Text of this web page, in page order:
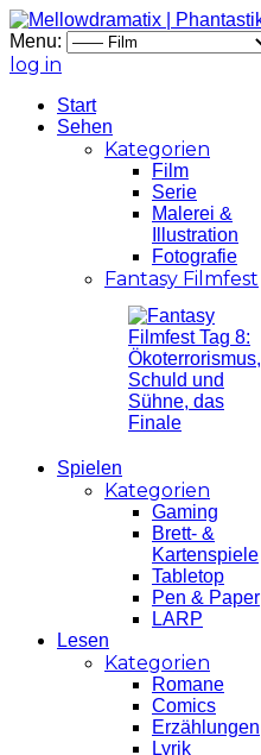
Menu:
log in
Start
Sehen
Kategorien
Film
Serie
Malerei &
Illustration
Fotografie
Fantasy Filmfest
Spielen
Kategorien
Gaming
Brett- &
Kartenspiele
Tabletop
Pen & Paper
LARP
Lesen
Kategorien
Romane
Comics
Erzählungen
Lyrik